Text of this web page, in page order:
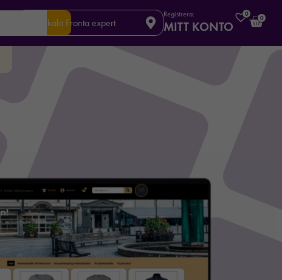
Din lokala Fronta expert
Registrera:
MITT KONTO
0
0